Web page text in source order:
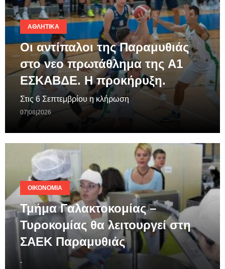
ΑΘΛΗΤΙΚΆ
Οι αντίπαλοι της Παραμυθιάς
στο νεο πρωτάθλημα της A1
ΕΣΚΑΒΔΕ. Η προκήρυξη.
Στις 6 Σεπτεμβρίου η κλήρωση
07|08|2026
ΟΙΚΟΝΟΜΊΑ
Τμήμα Γαλακτοκομίας –
Τυροκομίας θα λειτουργεί στη
ΣΑΕΚ Παραμυθιάς
.